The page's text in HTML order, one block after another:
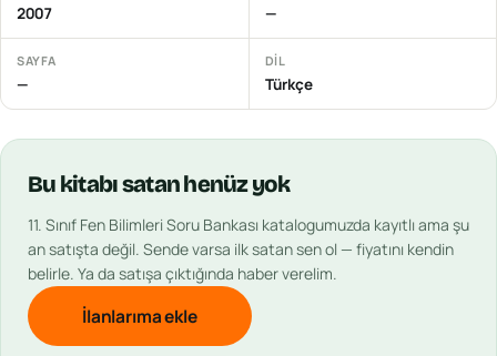
2007 —
SAYFA
—
DIL
Türkçe
Bu kitabısatan henüz yok
11. Sınıf Fen Bilimleri Soru Bankası katalogumuzda kayıtlı ama şu
an satışta değil. Sende varsa ilk satan sen ol — fiyatını kendin
belirle. Ya da satışa çıktığında haber verelim.
İlanlarıma ekle